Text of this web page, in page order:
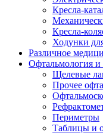
Кресла-
Кресла-
Ходунки
Различное
Офтальмология и
Щелевые
Прочее
Периметры
Таблицы и